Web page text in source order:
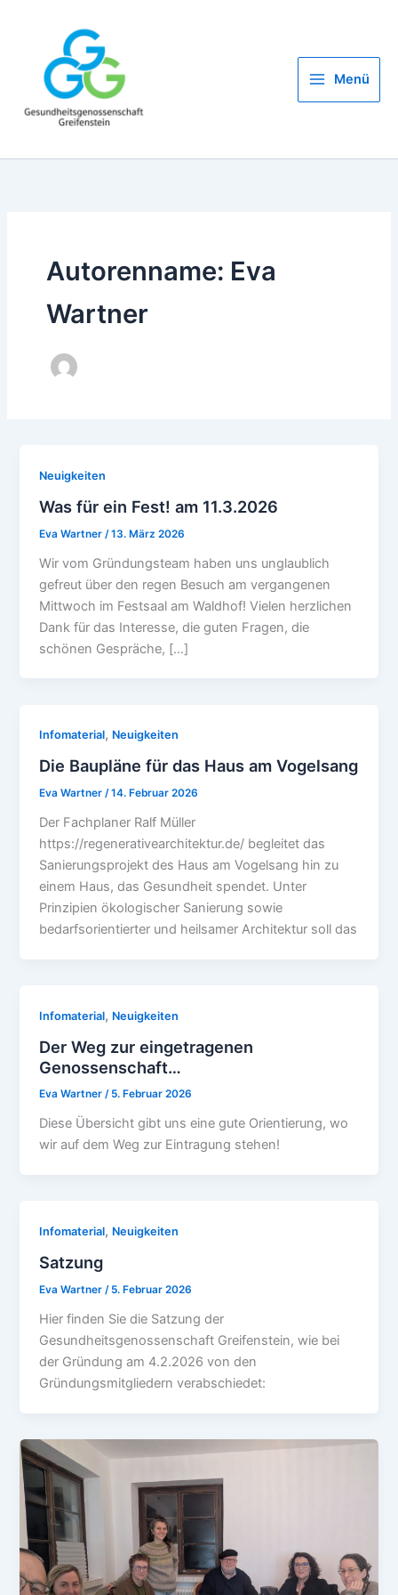
Menü
Autorenname: Eva
Wartner
Neuigkeiten
Was für ein Fest! am 11.3.2026
Eva Wartner /13. März 2026
Wir vom Gründungsteam haben uns unglaublich
gefreut über den regen Besuch am vergangenen
Mittwoch im Festsaal am Waldhof! Vielen herzlichen
Dank für das Interesse, die guten Fragen, die
schönen Gespräche, […]
Infomaterial, Neuigkeiten
Die Baupläne für das Haus am Vogelsang
Eva Wartner/14. Februar 2026
Der Fachplaner Ralf Müller
https://regenerativearchitektur.de/ begleitet das
Sanierungsprojekt des Haus am Vogelsang hin zu
einem Haus, das Gesundheit spendet. Unter
Prinzipien ökologischer Sanierung sowie
bedarfsorientierter und heilsamer Architektur soll das
Infomaterial, Neuigkeiten
Der Weg zur eingetragenen
Genossenschaft…
Eva Wartner/ 5. Februar 2026
Diese Übersicht gibt uns eine gute Orientierung, wo
wir auf dem Weg zur Eintragung stehen!
Infomaterial, Neuigkeiten
Satzung
Eva Wartner/ 5. Februar 2026
Hier finden Sie die Satzung der
Gesundheitsgenossenschaft Greifenstein, wie bei
der Gründung am 4.2.2026 von den
Gründungsmitgliedern verabschiedet: